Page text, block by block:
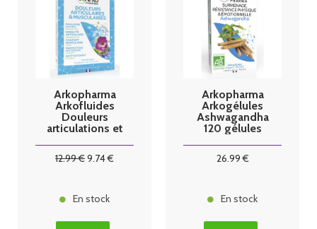
Arkopharma
Arkofluides
Douleurs
articulations et
12.99€9.74€
En stock
Arkopharma
Arkogélules
Ashwagandha
120 gélules
26.99€
En stock